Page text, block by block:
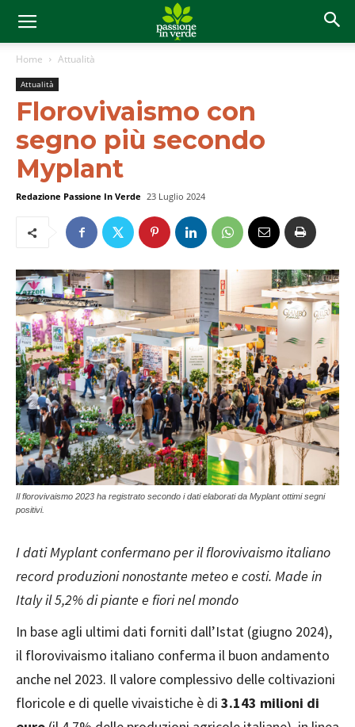
Home Attualità
Attualità
Florovivaismo con
segno più secondo
Myplant
Redazione Passione In Verde 23 Luglio 2024
Il florovivaismo 2023 ha registrato secondo i dati elaborati da Myplant ottimi segni
positivi.
I dati Myplant confermano per il florovivaismo italiano
record produzioni nonostante meteo e costi. Made in
Italy il 5,2% di piante e fiori nel mondo
In base agli ultimi dati forniti dall’Istat (giugno 2024),
il florovivaismo italiano conferma il buon andamento
anche nel 2023. Il valore complessivo delle coltivazioni
floricole e di quelle vivaistiche è di 3.143 milioni di